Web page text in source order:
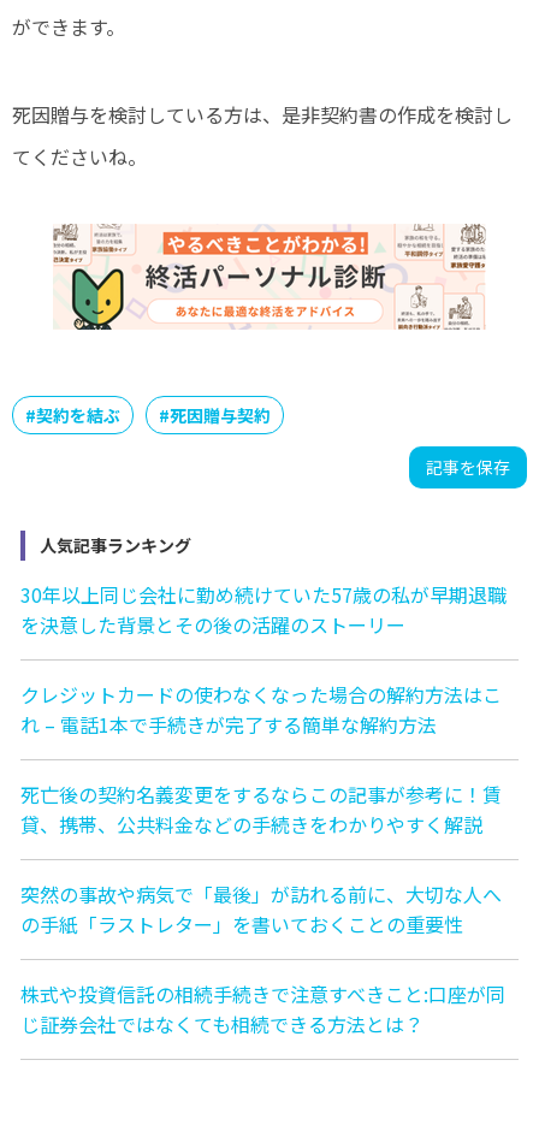
ができます。
死因贈与を検討している方は、是非契約書の作成を検討し
てくださいね。
#契約を結ぶ #死因贈与契約
記事を保存
人気記事ランキング
30年以上同じ会社に勤め続けていた57歳の私が早期退職
を決意した背景とその後の活躍のストーリー
クレジットカードの使わなくなった場合の解約方法はこ
れ – 電話1本で手続きが完了する簡単な解約方法
死亡後の契約名義変更をするならこの記事が参考に！賃
貸、携帯、公共料金などの手続きをわかりやすく解説
突然の事故や病気で「最後」が訪れる前に、大切な人へ
の手紙「ラストレター」を書いておくことの重要性
株式や投資信託の相続手続きで注意すべきこと:口座が同
じ証券会社ではなくても相続できる方法とは？